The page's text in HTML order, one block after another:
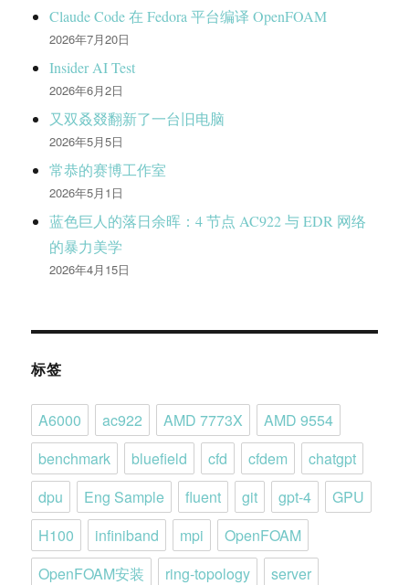
试
Claude Code 在 Fedora 平台编译 OpenFOAM
2026年7月20日
Insider AI Test
2026年6月2日
又双叒叕翻新了一台旧电脑
2026年5月5日
常恭的赛博工作室
2026年5月1日
蓝色巨人的落日余晖：4 节点 AC922 与 EDR 网络
的暴力美学
2026年4月15日
标签
A6000 ac922 AMD 7773X
AMD 9554
benchmark
bluefield cfd cfdem
chatgpt
dpu
Eng Sample fluent git gpt-4
GPU
H100
infiniband mpi
OpenFOAM
OpenFOAM安装
ring-topology
server